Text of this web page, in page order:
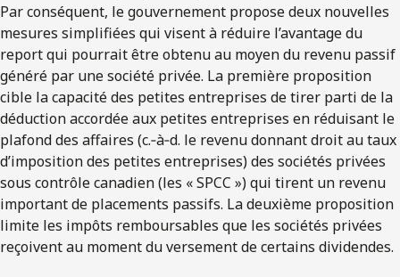
Par conséquent, le gouvernement propose deux nouvelles
mesures simplifiées qui visent à réduire l’avantage du
report qui pourrait être obtenu au moyen du revenu passif
généré par une société privée. La première proposition
cible la capacité des petites entreprises de tirer parti de la
déduction accordée aux petites entreprises en réduisant le
plafond des affaires (c.‑à‑d. le revenu donnant droit au taux
d’imposition des petites entreprises) des sociétés privées
sous contrôle canadien (les « SPCC ») qui tirent un revenu
important de placements passifs. La deuxième proposition
limite les impôts remboursables que les sociétés privées
reçoivent au moment du versement de certains dividendes.